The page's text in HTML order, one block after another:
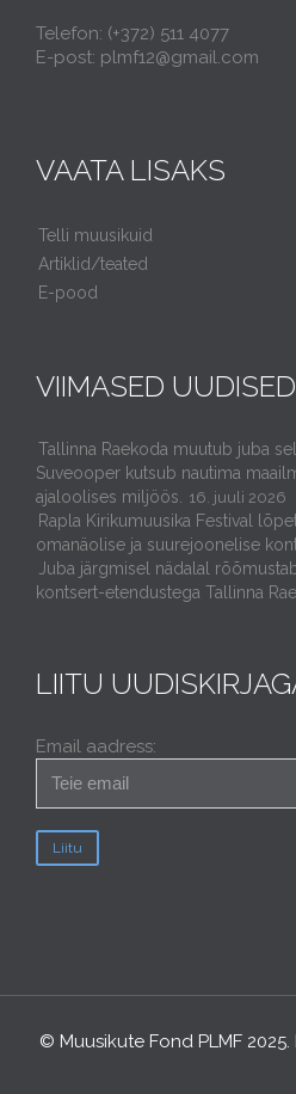
Telefon: (+372) 511 4077
E-post: plmf12@gmail.com
VAATA LISAKS
Telli muusikuid
Artiklid/teated
E-pood
VIIMASED UUDISED
Tallinna Raekoda muutub juba
Suveooper kutsub nautima
ajaloolises miljöös.
16. juuli 2026
Rapla Kirikumuusika Festival
omanäolise ja suurejoonelise
Juba järgmisel nädalal
kontsert-etendustega Tallinna
LIITU
Email aadress:
© Muusikute Fond PLMF